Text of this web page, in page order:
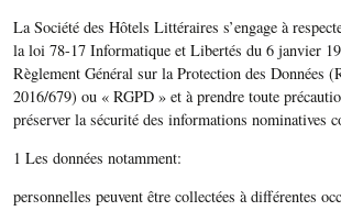
La Société des Hôtels Littéraires s’engage à
la loi 78-17 Informatique et Libertés du 6 janvier
Règlement Général sur la Protection des Données
2016/679) ou « RGPD » et à prendre toute
préserver la sécurité des informations nominatives
1 Les données notamment:
personnelles peuvent être collectées à différentes